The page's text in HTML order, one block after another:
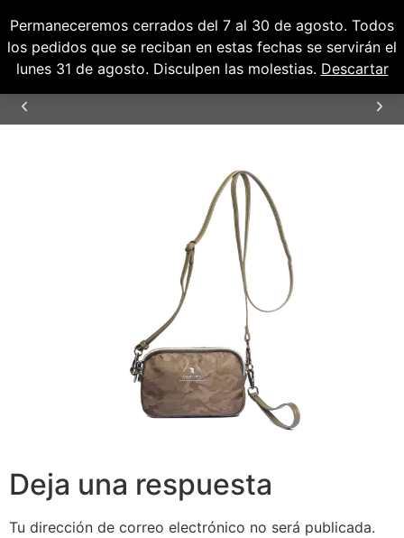
Permaneceremos cerrados del 7 al 30 de agosto. Todos
los pedidos que se reciban en estas fechas se servirán el
lunes 31 de agosto. Disculpen las molestias. Descartar
0,00€
0
Deja una respuesta
Tu dirección de correo electrónico no será publicada.